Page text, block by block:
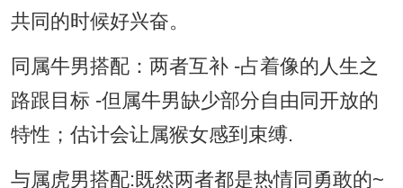
共同的时候好兴奋。
同属牛男搭配：两者互补 -占着像的人生之
路跟目标 -但属牛男缺少部分自由同开放的
特性；估计会让属猴女感到束缚.
与属虎男搭配:既然两者都是热情同勇敢的~